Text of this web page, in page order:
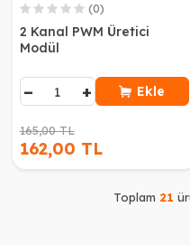
(0)
2 Kanal PWM Üretici
Modül
− + Ekle
165,00 TL
162,00 TL
Toplam 21